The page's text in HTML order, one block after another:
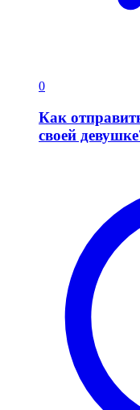
0
Как
своей